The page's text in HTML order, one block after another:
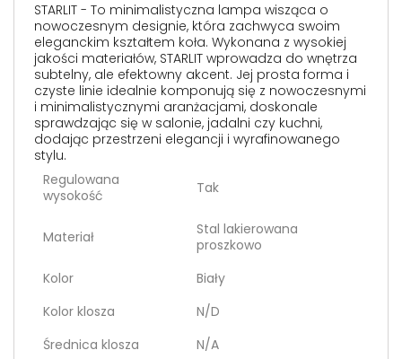
STARLIT - To minimalistyczna lampa wisząca o
nowoczesnym designie, która zachwyca swoim
eleganckim kształtem koła. Wykonana z wysokiej
jakości materiałów, STARLIT wprowadza do wnętrza
subtelny, ale efektowny akcent. Jej prosta forma i
czyste linie idealnie komponują się z nowoczesnymi
i minimalistycznymi aranżacjami, doskonale
sprawdzając się w salonie, jadalni czy kuchni,
dodając przestrzeni elegancji i wyrafinowanego
stylu.
Regulowana
wysokość
Tak
Materiał
Stal lakierowana
proszkowo
Kolor
Biały
Kolor klosza
N/D
Średnica klosza
N/A